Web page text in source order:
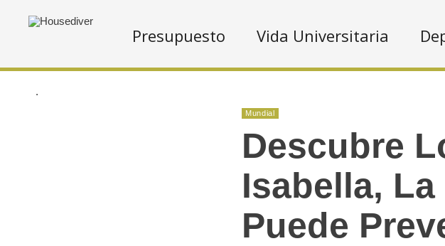
Presupuesto Vida Universitaria
.
Mundial
Descubre
Isabella,
Puede